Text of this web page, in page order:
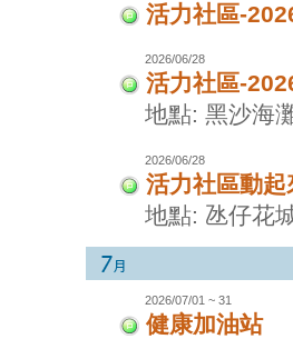
活力社區-
2026/06/28
活力社區-
地點: 黑沙海
2026/06/28
活力社區動
地點: 氹仔花
2026/07/01 ~ 31
健康加油站